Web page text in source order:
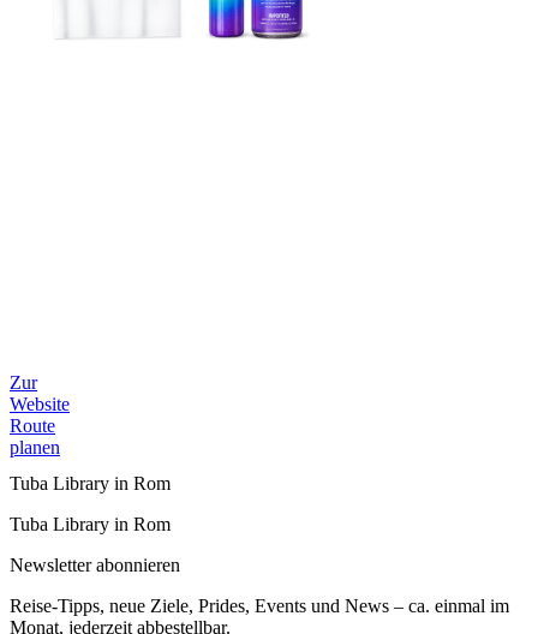
Zur
Website
Route
planen
Tuba Library in Rom
Tuba Library in Rom
Newsletter abonnieren
Reise-Tipps, neue Ziele, Prides, Events und News – ca. einmal im
Monat, jederzeit abbestellbar.